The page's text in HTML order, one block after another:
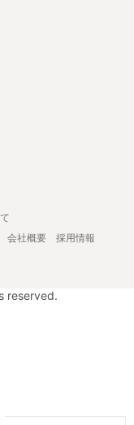
会社概要
採用情報
reserved.